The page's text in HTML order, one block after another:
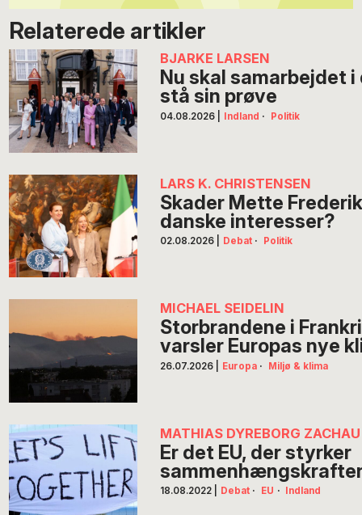
Relaterede artikler
BJARKE LARSEN
Nu skal samarbejdet
stå sin prøve
04.08.2026 Indland · Politik
LARS K. CHRISTENSEN
Skader Mette
danske interesser?
02.08.2026 Debat · Politik
MICHAEL SEIDELIN
Storbrandene i
varsler Europas nye
26.07.2026 Europa · Miljø & klima
MATHIAS DYREBORG ZACHAU
Er det EU, der styrker
18.08.2022 Debat · EU · Indland